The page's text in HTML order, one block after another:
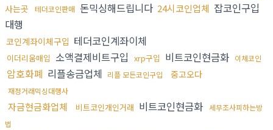
사는곳
테더코인판매 돈믹싱해드립니다 24시코인업체 잡코인구입
대행
코인계좌이체구입 테더코인계좌이체
이더리움매입 소액결제비트구입 xrp구입 비트코인현금화 이체코인
암호화폐 리플송금업체 리플 모든코인구입 중고오다
재정거래믹싱대행사
자금현금화업체 비트코인개인거래 비트코인현금화 세무조사피하는방
법